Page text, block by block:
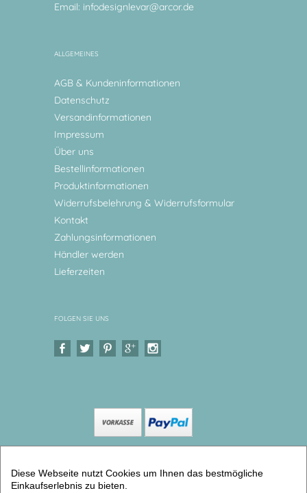
Email: infodesignlevar@arcor.de
ALLGEMEINES
AGB & Kundeninformationen
Datenschutz
Versandinformationen
Impressum
Über uns
Bestellinformationen
Produktinformationen
Widerrufsbelehrung & Widerrufsformular
Kontakt
Zahlungsinformationen
Händler werden
Lieferzeiten
FOLGEN SIE UNS
erstellt mit VersaCommerce.
Personalisierte Spardose | Ballett Tolle Spardose mit
Diese Webseite nutzt Cookies um Ihnen das bestmögliche
Einkaufserlebnis zu bieten.